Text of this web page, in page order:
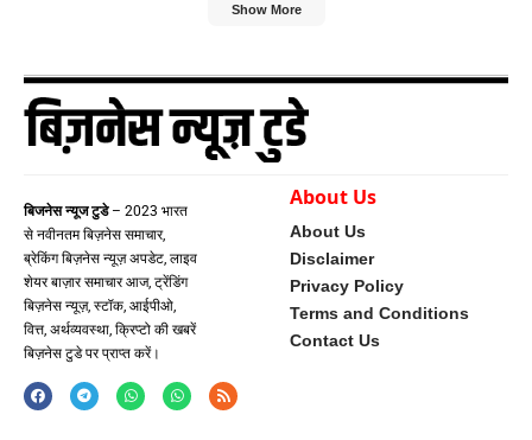
Show More
बिजनेस न्यूज टुडे– 2023 भारत
से नवीनतम बिज़नेस समाचार,
ब्रेकिंग बिज़नेस न्यूज़ अपडेट, लाइव
शेयर बाज़ार समाचार आज, ट्रेंडिंग
बिज़नेस न्यूज़, स्टॉक, आईपीओ,
वित्त, अर्थव्यवस्था, क्रिप्टो की खबरें
बिज़नेस टुडे पर प्राप्त करें।
About Us
About Us
Disclaimer
Privacy Policy
Terms and Conditions
Contact Us